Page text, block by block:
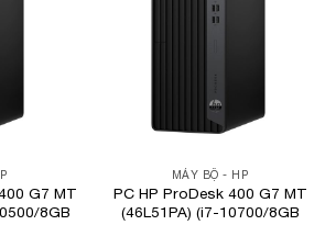
G7 MT
8GB
MÁY BỘ - HP
PC HP ProDesk 400 G7 MT
(46L51PA) (i7-10700/8GB